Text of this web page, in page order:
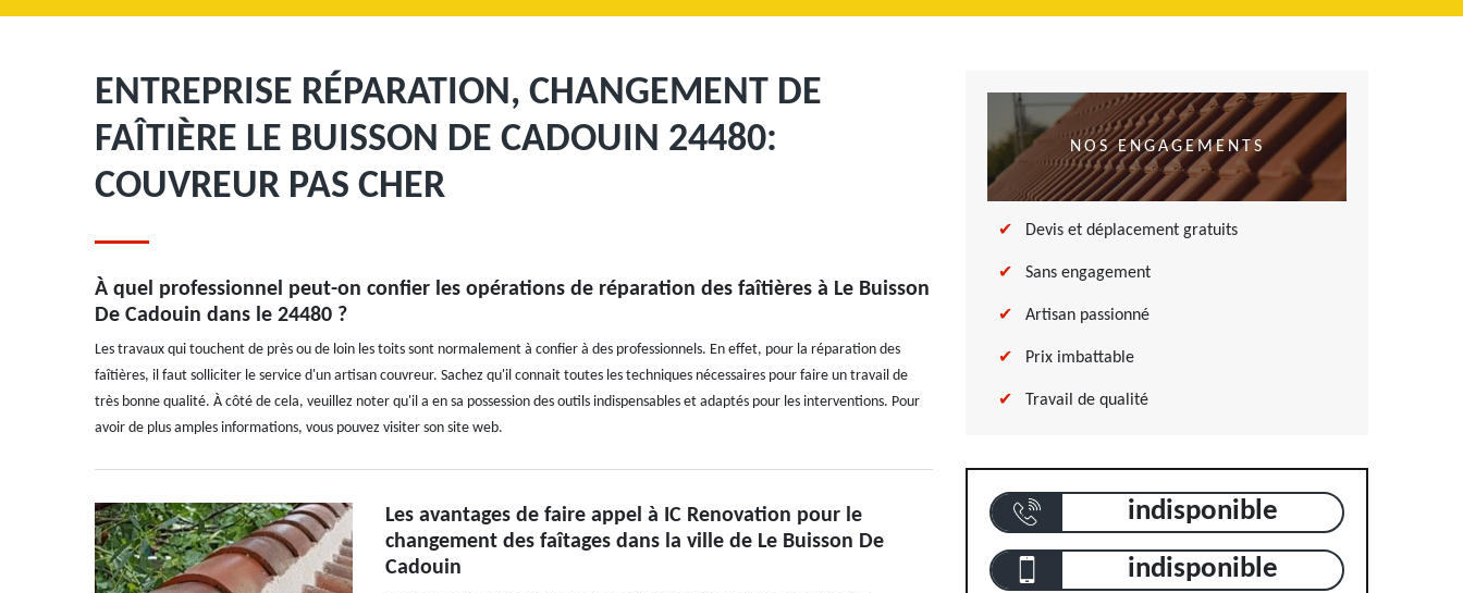
ENTREPRISE RÉPARATION, CHANGEMENT DE
FAÎTIÈRE LE BUISSON DE CADOUIN 24480:
COUVREUR PAS CHER
À quel professionnel peut-on confier les opérations de réparation des faîtières à Le Buisson
De Cadouin dans le 24480 ?
Les travaux qui touchent de près ou de loin les toits sont normalement à confier à des professionnels. En effet, pour la réparation des
faîtières, il faut solliciter le service d'un artisan couvreur. Sachez qu'il connait toutes les techniques nécessaires pour faire un travail de
très bonne qualité. À côté de cela, veuillez noter qu'il a en sa possession des outils indispensables et adaptés pour les interventions. Pour
avoir de plus amples informations, vous pouvez visiter son site web.
Les avantages de faire appel à IC Renovation pour le
changement des faîtages dans la ville de Le Buisson De
Cadouin
NOS ENGAGEMENTS
Devis et déplacement gratuits
Sans engagement
Artisan passionné
Prix imbattable
Travail de qualité
indisponible
indisponible